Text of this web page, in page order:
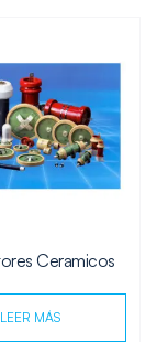
Ceramicos
LEER MÁS